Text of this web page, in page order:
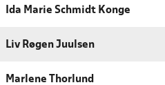
Ida Marie Schmidt Konge
Liv Røgen Juulsen
Marlene Thorlund